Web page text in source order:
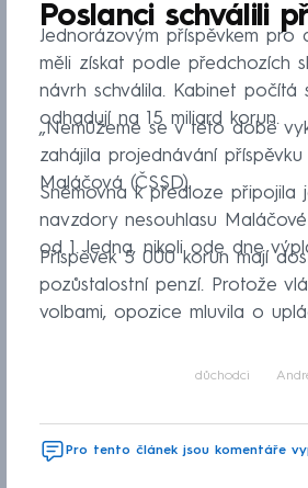
Poslanci schválili
Jednorázovým příspěvkem
měli získat podle předchozích
návrh schválila. Kabinet počítá
odhadují na 15 miliard korun.
„Nemůžeme se v této době
zahájila projednávání
Maláčová (ČSSD).
Sněmovna k předloze připojila
navzdory nesouhlasu
od 1. ledna, nikoli ode dne
Příspěvek 5 000 korun mají
pozůstalostní penzí. Protože
volbami, opozice mluvila o
důchodci
Pro tento článek jsou komentáře